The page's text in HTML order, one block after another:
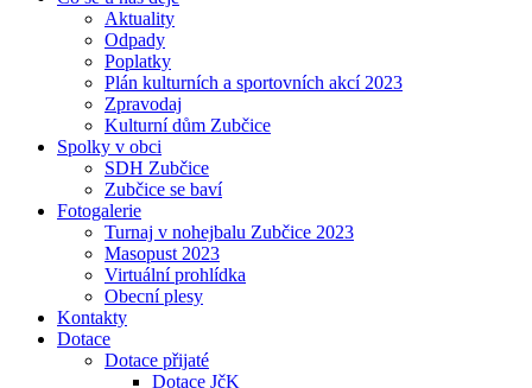
Aktuality
Odpady
Poplatky
Plán kulturních a sportovních akcí 2023
Zpravodaj
Kulturní dům Zubčice
Spolky v obci
SDH Zubčice
Zubčice se baví
Fotogalerie
Turnaj v nohejbalu Zubčice 2023
Masopust 2023
Virtuální prohlídka
Obecní plesy
Kontakty
Dotace
Dotace přijaté
Dotace JčK